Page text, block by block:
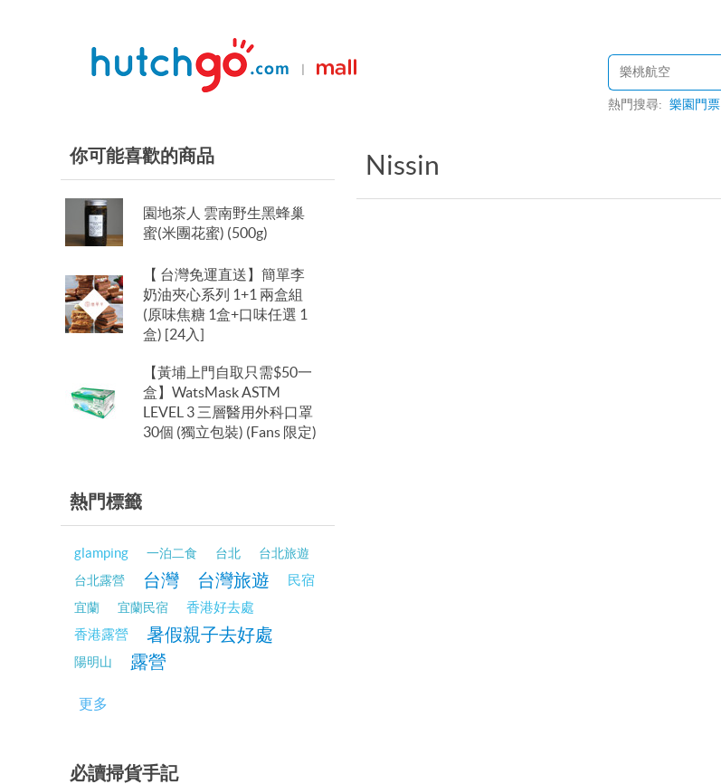
熱門搜尋: 樂園門票
Nissin
你可能喜歡的商品
園地茶人 雲南野生黑蜂巢
蜜(米團花蜜) (500g)
【 台灣免運直送】簡單李
奶油夾心系列 1+1 兩盒組
(原味焦糖 1盒+口味任選 1
盒) [24入]
【黃埔上門自取只需$50一
盒】WatsMask ASTM
LEVEL 3 三層醫用外科口罩
30個 (獨立包裝) (Fans 限定)
熱門標籤
glamping 一泊二食 台北
台北旅遊
台北露營
台灣 台灣旅遊 民宿
宜蘭 宜蘭民宿
香港好去處
香港露營
暑假親子去好處
陽明山 露營
更多
必讀掃貨手記